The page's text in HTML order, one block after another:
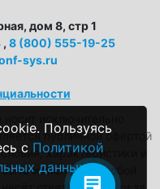
CONFSYS
ответим на ваши
вопросы!
дом 8, стр 1
, 8 (800) 555-19-25
sys.ru
публичной офертой
характеристики и
быть изменены в любой
Пользуясь
с Политикой
данных